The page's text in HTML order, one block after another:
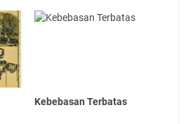
Kebebasan Terbatas